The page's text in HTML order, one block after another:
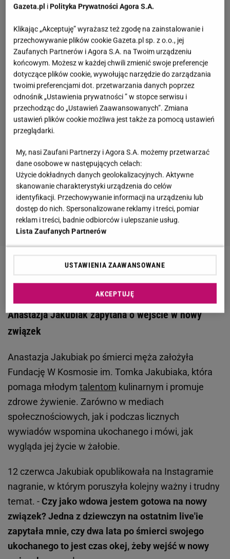
Zobacz wideoKlima nagle otworzył się na temat
Jakubiaka. Słowa wyciskające łzy
Anastazja Jakubiak zapytana o wejście w nowy
związek
Anastazja Jakubiak po śmierci męża założyła
Fundację W Kosmosie im. Tomka Jakubiaka, która
pomaga młodym talentom kulinarnym i promuje
zdrowe żywienie. Zarówno w mediach
społecznościowych, jak i podczas licznych
wywiadów wspomina ukochanego i mówi, jak
wygląda jej życie w żałobie.
12 czerwca Jakubiak opublikowała na Instagramie
nagranie, w którym poruszyła kolejny ważny i trudny
temat. -Czy jako wdowa jestem gotowa na nowy
związek? Jedna z dziewczyn na ostatnim live'ie
zapytała mnie, czy dwa lata po śmierci swojego
ukochanego to jest czas okej, żeby wejść w nowy
Gazeta.pl iPolityka Prywatności Agora S.A.
Klikając „Akceptuję” wyrażasz też zgodę na zainstalowanie i
przechowywanie plików cookie Gazeta.pl sp. z o.o., jej
Zaufanych Partnerów i Agora S.A. na Twoim urządzeniu
końcowym. Możesz w każdej chwili zmienić swoje preferencje
dotyczące plików cookie, wywołując narzędzie do zarządzania
twoimi preferencjami dot. przetwarzania danych poprzez
odnośnik „Ustawienia prywatności ” w stopce serwisu i
przechodząc do „Ustawień Zaawansowanych”. Zmiana
ustawień plików cookie możliwa jest także za pomocą ustawień
przeglądarki.
My, nasi Zaufani Partnerzy i Agora S.A. możemy przetwarzać
dane osobowe w następujących celach:
Użycie dokładnych danych geolokalizacyjnych. Aktywne
skanowanie charakterystyki urządzenia do celów
identyfikacji. Przechowywanie informacji na urządzeniu lub
dostęp do nich. Spersonalizowane reklamy i treści, pomiar
reklam i treści, badnie odbiorców i ulepszanie usług.
Lista Zaufanych Partnerów
USTAWIENIA ZAAWANSOWANE
AKCEPTUJĘ